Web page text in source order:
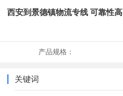
西安到景德镇物流专线 可靠性
产品规格：
关键词